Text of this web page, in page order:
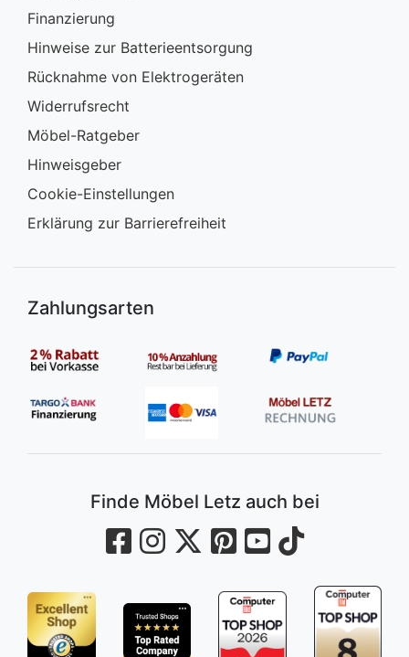
Finanzierung
Hinweise zur Batterieentsorgung
Rücknahme von Elektrogeräten
Widerrufsrecht
Möbel-Ratgeber
Hinweisgeber
Cookie-Einstellungen
Erklärung zur Barrierefreiheit
Zahlungsarten
Finde Möbel Letz auch bei